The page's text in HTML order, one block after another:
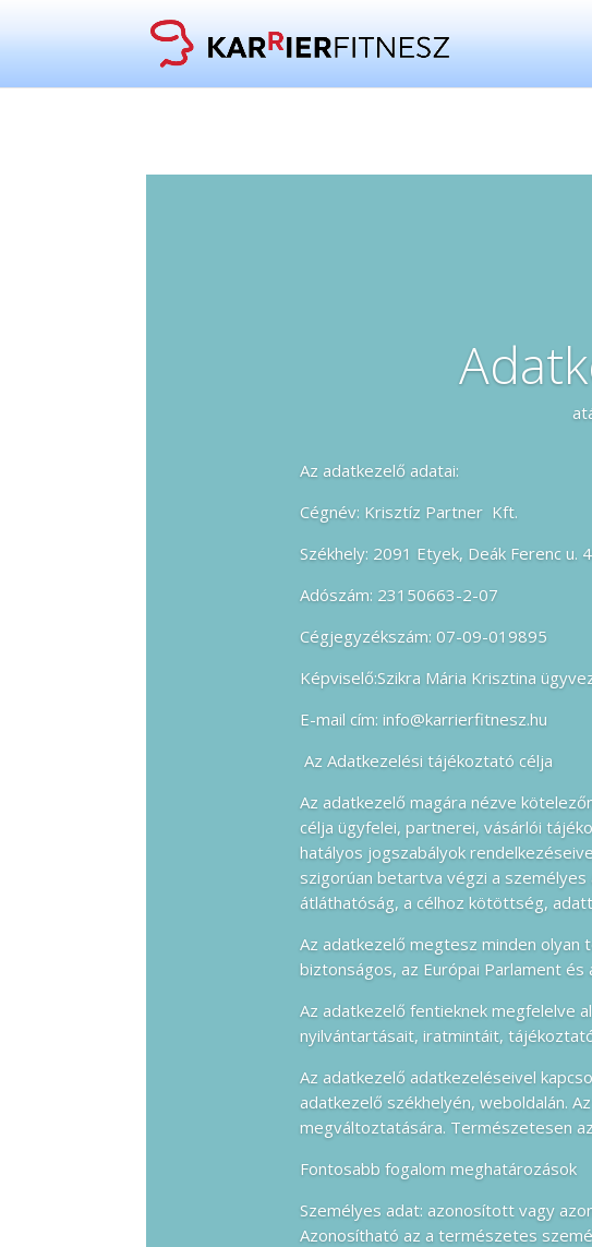
Az adatkezelő adatai:
Cégnév: Krisztíz Partner Kft.
Székhely: 2091 Etyek, Deák Ferenc u.
Adószám: 23150663-2-07
Cégjegyzékszám: 07-09-019895
Képviselő:Szikra Mária Krisztina
E-mail cím: info@karrierfitnesz.hu
Az Adatkezelési tájékoztató célja
Az adatkezelő magára nézve
célja ügyfelei, partnerei, vásárlói
hatályos jogszabályok
szigorúan betartva végzi a
átláthatóság, a célhoz kötöttség,
Az adatkezelő megtesz minden
biztonságos, az Európai Parlament
Az adatkezelő fentieknek megfelelve
nyilvántartásait, iratmintáit,
Az adatkezelő adatkezeléseivel
adatkezelő székhelyén, weboldalán.
megváltoztatására. Természetesen
Fontosabb fogalom meghatározások
Személyes adat: azonosított vagy
Azonosítható az a természetes